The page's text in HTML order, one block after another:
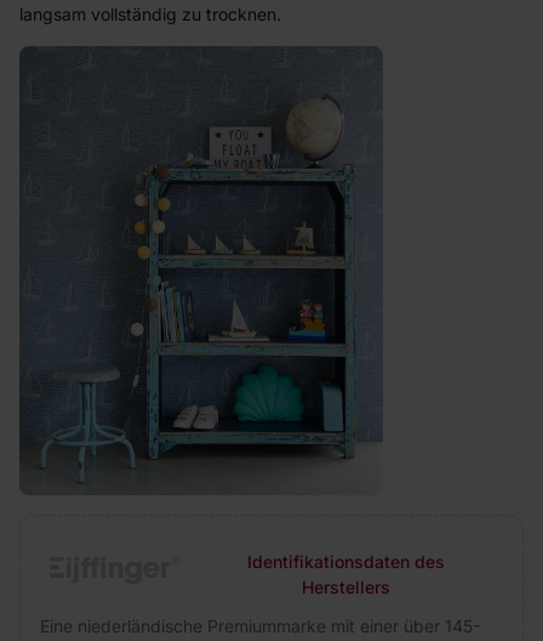
langsam vollständig zu trocknen.
Identifikationsdaten des
Herstellers
Eine niederländische Premiummarke mit einer über 145-